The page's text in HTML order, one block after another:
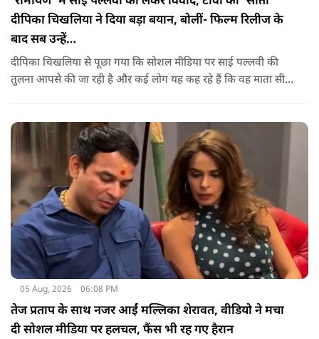
दीपिका चिखलिया ने दिया बड़ा बयान, बोलीं- फिल्म रिलीज के
बाद सब उन्हें…
दीपिका चिखलिया से पूछा गया कि सोशल मीडिया पर साई पल्लवी की
तुलना आपसे की जा रही है और कई लोग यह कह रहे हैं कि वह माता सीता
के प्यार के रूप में देखती हैं.
05 Aug, 2026 06:08 PM
तेज प्रताप के साथ नजर आईं मल्लिका शेरावत, वीडियो ने मचा
दी सोशल मीडिया पर हलचल, फैंस भी रह गए हैरान